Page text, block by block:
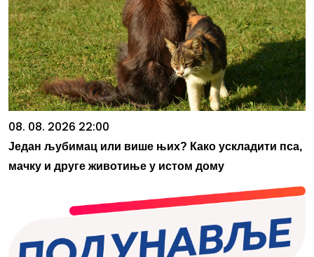
08. 08. 2026 22:00
Један љубимац или више њих? Како ускладити пса,
мачку и друге животиње у истом дому